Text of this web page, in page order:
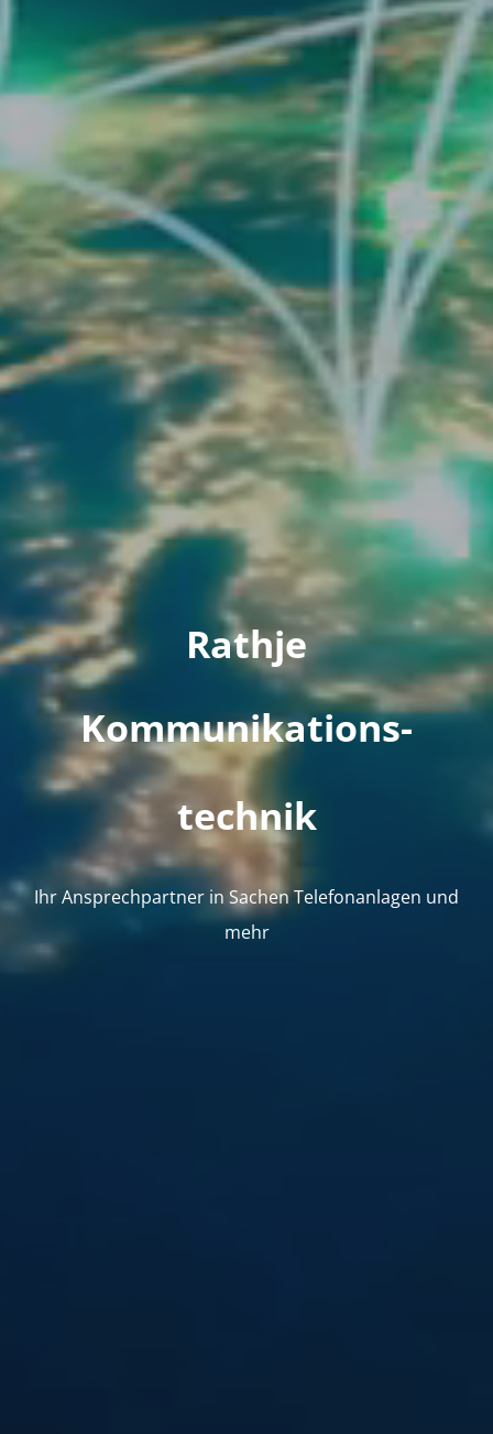
Rathje
Kommunikations-
technik
Ihr Ansprechpartner in Sachen Telefonanlagen und
mehr